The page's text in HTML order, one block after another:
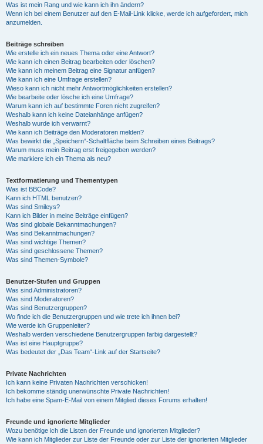
Was ist mein Rang und wie kann ich ihn ändern?
Wenn ich bei einem Benutzer auf den E-Mail-Link klicke, werde ich aufgefordert, mich
anzumelden.
Beiträge schreiben
Wie erstelle ich ein neues Thema oder eine Antwort?
Wie kann ich einen Beitrag bearbeiten oder löschen?
Wie kann ich meinem Beitrag eine Signatur anfügen?
Wie kann ich eine Umfrage erstellen?
Wieso kann ich nicht mehr Antwortmöglichkeiten erstellen?
Wie bearbeite oder lösche ich eine Umfrage?
Warum kann ich auf bestimmte Foren nicht zugreifen?
Weshalb kann ich keine Dateianhänge anfügen?
Weshalb wurde ich verwarnt?
Wie kann ich Beiträge den Moderatoren melden?
Was bewirkt die „Speichern“-Schaltfläche beim Schreiben eines Beitrags?
Warum muss mein Beitrag erst freigegeben werden?
Wie markiere ich ein Thema als neu?
Textformatierung und Thementypen
Was ist BBCode?
Kann ich HTML benutzen?
Was sind Smileys?
Kann ich Bilder in meine Beiträge einfügen?
Was sind globale Bekanntmachungen?
Was sind Bekanntmachungen?
Was sind wichtige Themen?
Was sind geschlossene Themen?
Was sind Themen-Symbole?
Benutzer-Stufen und Gruppen
Was sind Administratoren?
Was sind Moderatoren?
Was sind Benutzergruppen?
Wo finde ich die Benutzergruppen und wie trete ich ihnen bei?
Wie werde ich Gruppenleiter?
Weshalb werden verschiedene Benutzergruppen farbig dargestellt?
Was ist eine Hauptgruppe?
Was bedeutet der „Das Team“-Link auf der Startseite?
Private Nachrichten
Ich kann keine Privaten Nachrichten verschicken!
Ich bekomme ständig unerwünschte Private Nachrichten!
Ich habe eine Spam-E-Mail von einem Mitglied dieses Forums erhalten!
Freunde und ignorierte Mitglieder
Wozu benötige ich die Listen der Freunde und ignorierten Mitglieder?
Wie kann ich Mitglieder zur Liste der Freunde oder zur Liste der ignorierten Mitglieder